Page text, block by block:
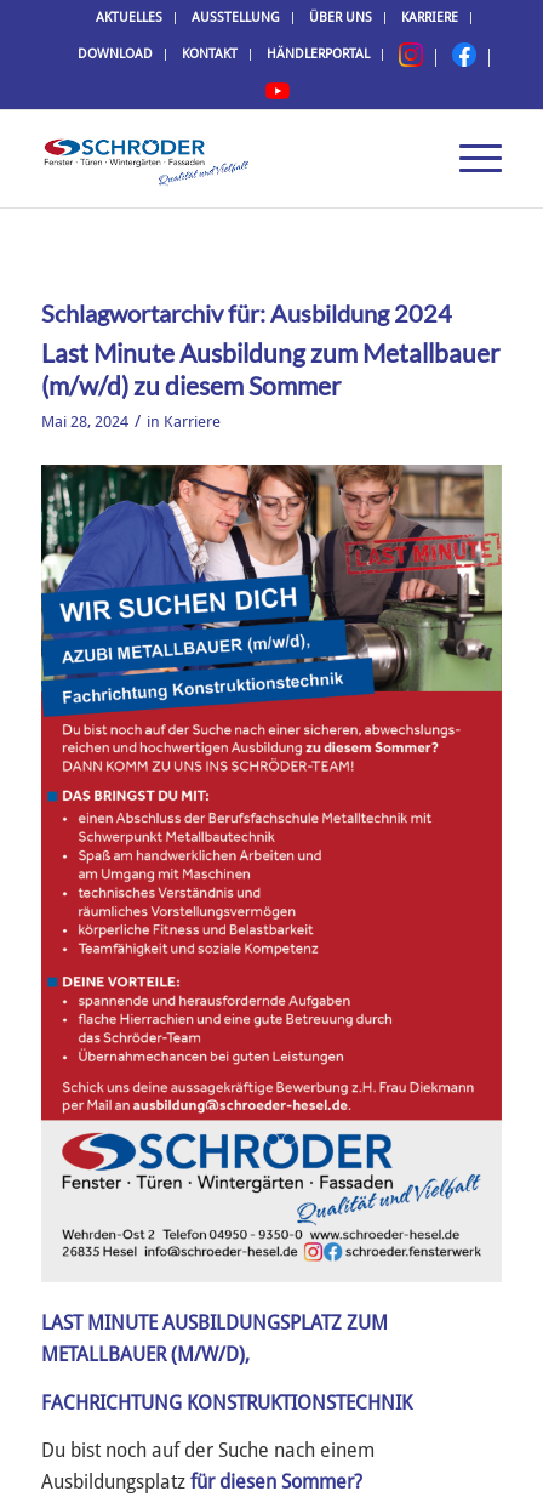
AKTUELLES AUSSTELLUNG ÜBER UNS KARRIERE
DOWNLOAD KONTAKT HÄNDLERPORTAL
Schlagwortarchiv für:Ausbildung 2024
Last Minute Ausbildung zum Metallbauer
(m/w/d) zu diesem Sommer
Mai 28, 2024 / in Karriere
LAST MINUTE AUSBILDUNGSPLATZ ZUM
METALLBAUER (M/W/D),
FACHRICHTUNG KONSTRUKTIONSTECHNIK
Du bist noch auf der Suche nach einem
Ausbildungsplatz für diesen Sommer?